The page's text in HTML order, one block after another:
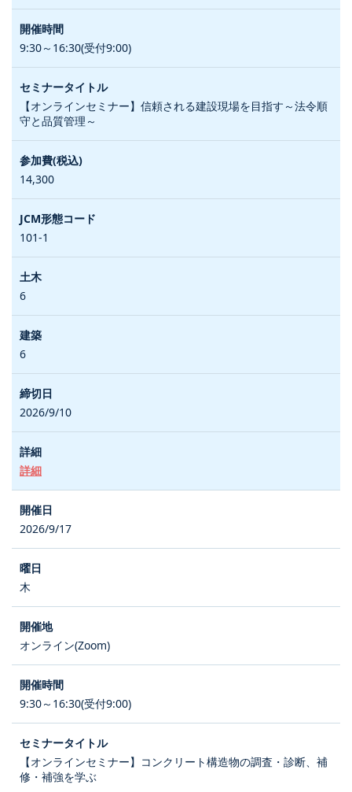
9:30～16:30(受付9:00)
【オンラインセミナー】信頼される建設現場を目指す～法令順
守と品質管理～
14,300
101-1
6
6
2026/9/10
詳細
2026/9/17
木
オンライン(Zoom)
9:30～16:30(受付9:00)
【オンラインセミナー】コンクリート構造物の調査・診断、補
修・補強を学ぶ